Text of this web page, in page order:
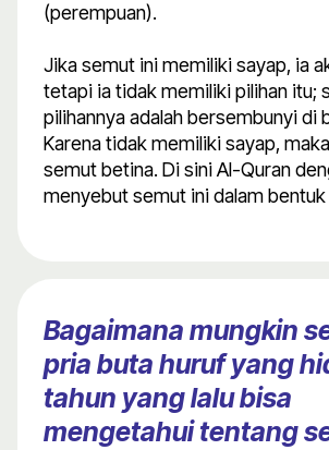
(perempuan).
Jika semut ini memiliki sayap, ia
tetapi ia tidak memiliki pilihan itu;
pilihannya adalah bersembunyi di
Karena tidak memiliki sayap,
semut betina. Di sini Al-Quran
menyebut semut ini dalam
Bagaimana mungkin
pria buta huruf yang
tahun yang lalu bisa
mengetahui tentang